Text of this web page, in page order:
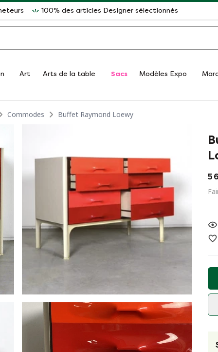
100% des articles Designer sélectionnés
Art Arts de la table Sacs Modèles Expo
Commodes Buffet Raymond Loewy
5